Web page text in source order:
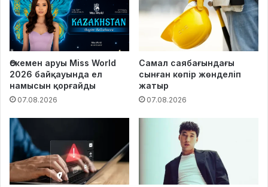
Өскемен аруы Miss World
2026 байқауында ел
намысын қорғайды
07.08.2026
Самал саябағындағы
сынған көпір жөнделіп
жатыр
07.08.2026